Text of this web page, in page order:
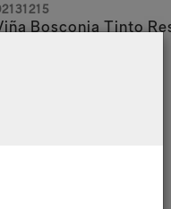
Bosconia Tinto